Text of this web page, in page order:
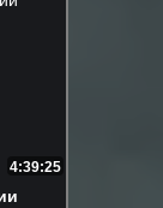
4:39:25